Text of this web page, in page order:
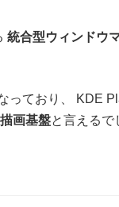
統合型ウィンドウ
っており、 KDE
画基盤と言えるで